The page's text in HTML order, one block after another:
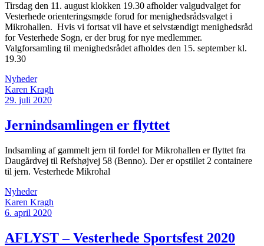
Tirsdag den 11. august klokken 19.30 afholder valgudvalget for
Vesterhede orienteringsmøde forud for menighedsrådsvalget i
Mikrohallen. Hvis vi fortsat vil have et selvstændigt menighedsråd
for Vesterhede Sogn, er der brug for nye medlemmer.
Valgforsamling til menighedsrådet afholdes den 15. september kl.
19.30
Nyheder
Karen Kragh
29. juli 2020
Jernindsamlingen er flyttet
Indsamling af gammelt jern til fordel for Mikrohallen er flyttet fra
Daugårdvej til Refshøjvej 58 (Benno). Der er opstillet 2 containere
til jern. Vesterhede Mikrohal
Nyheder
Karen Kragh
6. april 2020
AFLYST – Vesterhede Sportsfest 2020